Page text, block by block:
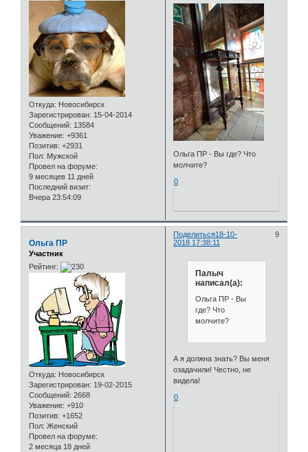
Откуда: Новосибирск
Зарегистрирован: 15-04-2014
Сообщений: 13584
Уважение: +9361
Позитив: +2931
Пол: Мужской
Провел на форуме:
9 месяцев 11 дней
Последний визит:
Вчера 23:54:09
Ольга ПР - Вы где? Что
молчите?
0
Поделиться 9
18-10-
2018 17:38:11
Ольга ПР
Участник
Рейтинг:
Откуда: Новосибирск
Зарегистрирован: 19-02-2015
Сообщений: 2668
Уважение: +910
Позитив: +1652
Пол: Женский
Провел на форуме:
2 месяца 18 дней
Палыч
написал(а):
Ольга ПР - Вы
где? Что
молчите?
А я должна знать? Вы меня
озадачили! Честно, не
видела!
0